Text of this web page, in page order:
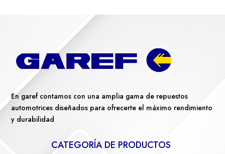
En garef contamos con una amplia gama de repuestos
automotrices diseñados para ofrecerte el máximo rendimiento
y durabilidad
CATEGORÍA DE PRODUCTOS